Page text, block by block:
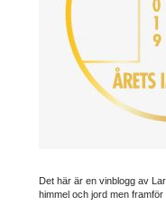
Det här är en vinblogg av
himmel och jord men framför